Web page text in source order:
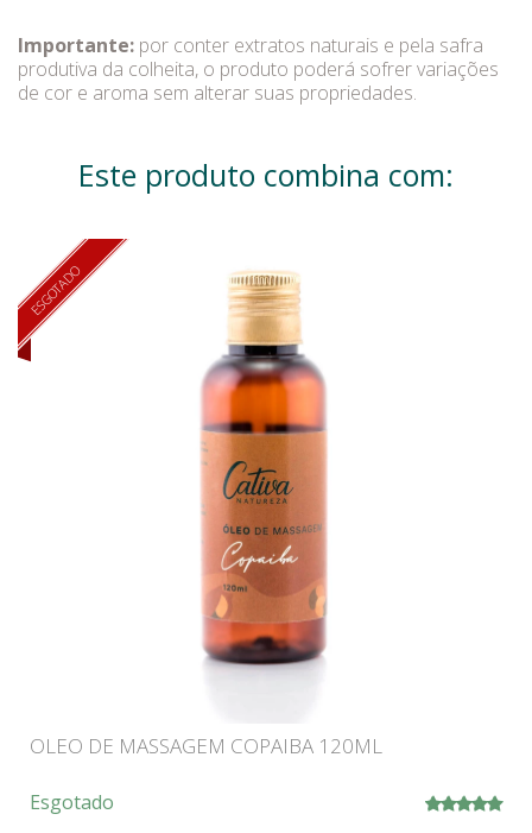
Importante: por conter extratos naturais e pela safra
produtiva da colheita, o produto poderá sofrer variações
de cor e aroma sem alterar suas propriedades.
Este produto combina com:
ESGOTADO
OLEO DE MASSAGEM COPAIBA 120ML
Esgotado